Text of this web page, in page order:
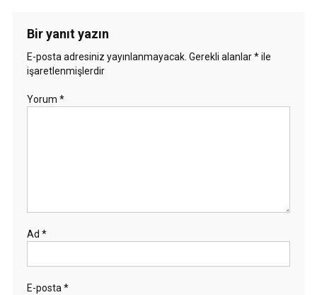
Bir yanıt yazın
E-posta adresiniz yayınlanmayacak. Gerekli alanlar*ile
işaretlenmişlerdir
Yorum *
Ad *
E-posta *